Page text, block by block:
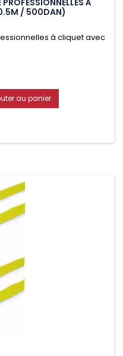
À
0.5M / 500DAN)
à cliquet avec
500daN), simple et rapide
sécuriser vos
Matière polyester très
de températures,
au panier